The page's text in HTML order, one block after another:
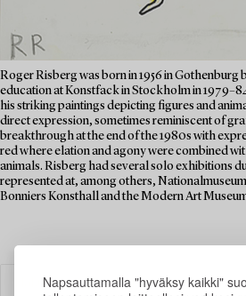
Napsauttamalla "hyväksy kaikki"
Roger Risberg was born in 1956 in Gothenburg
education at Konstfack in Stockholm in
his striking paintings depicting figures and
direct expression, sometimes reminiscent of
breakthrough at the end of the 1980s with
red where elation and agony were combined
animals. Risberg had several solo exhibitions
represented at, among others,
Bonniers Konsthall and the Modern Art